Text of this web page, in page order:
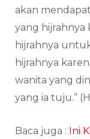
akan
yang hijrahnya
hijrahnya
hijrahnya
wanita yang
yang ia tuju.”
Baca juga : Ini